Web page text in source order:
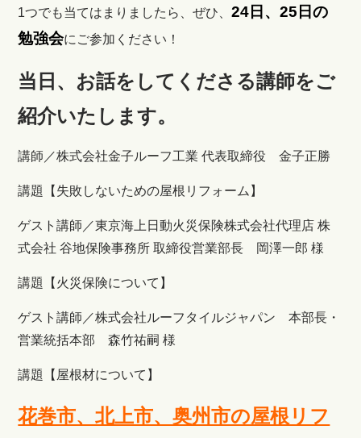
1つでも当てはまりましたら、ぜひ、24日、25日の
勉強会にご参加ください！
当日、お話をしてくださる講師をご
紹介いたします。
講師／株式会社金子ルーフ工業 代表取締役 金子正勝
講題【失敗しないための屋根リフォーム】
ゲスト講師／東京海上日動火災保険株式会社代理店 株
式会社 谷地保険事務所 取締役営業部長 岡澤一郎 様
講題【火災保険について】
ゲスト講師／株式会社ルーフタイルジャパン 本部長・
営業統括本部 森竹祐嗣 様
講題【屋根材について】
花巻市、北上市、奥州市の屋根リフ